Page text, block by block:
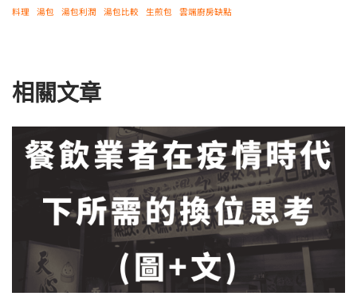
料理
湯包 湯包利潤 湯包比較 生煎包 雲端廚房缺點
相關文章